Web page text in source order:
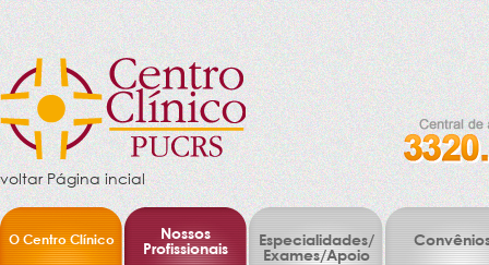
voltar Página incial
O Centro Clínico
Nossos
Profissionais
Especialidades/
Exames/Apoio